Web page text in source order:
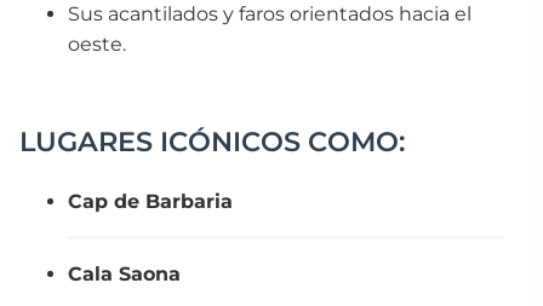
Sus acantilados y faros orientados hacia el
oeste.
LUGARES ICÓNICOS COMO:
Cap de Barbaria
Cala Saona